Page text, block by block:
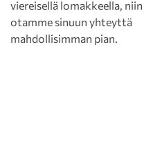
viereisellä lomakkeella, niin
otamme sinuun yhteyttä
mahdollisimman pian.